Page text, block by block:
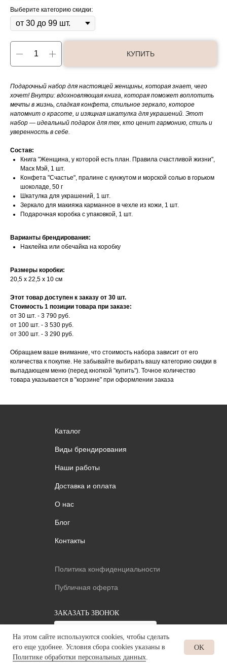
Выберите категорию скидки:
КУПИТЬ
Подарочный набор для настоящей женщины, которая знает, чего
хочет! Внутри: вдохновляющая книга, которая поможет воплотить
мечты в жизнь, сладкая конфета, стильное зеркало, которое
напомнит о красоте, и изящная шкатулка для украшений. Этот
набор — идеальный подарок для тех, кто ценит гармонию, стиль и
уверенность в себе.
Состав:
Книга "Женщина, у которой есть план. Правила счастливой жизни",
Маск Мэй, 1 шт.
Конфета "Счастье", пралине с кунжутом и морской солью в горьком
шоколаде, 50 г
Шкатулка для украшений, 1 шт.
Зеркало для макияжа карманное в чехле из кожи, 1 шт.
Подарочная коробка с упаковкой, 1 шт.
Варианты брендирования:
Наклейка или обечайка на коробку
Размеры коробки:
20,5 х 22,5 х 10 см
Этот товар доступен к заказу от 30 шт.
Стоимость 1 позиции товара при заказе:
от 30 шт. - 3 790 руб.
от 100 шт. - 3 530 руб.
от 300 шт. - 3 290 руб.
Обращаем ваше внимание, что стоимость набора зависит от его
количества к покупке. Не забывайте выбирать вашу категорию скидки в
выпадающем меню (перед кнопкой "купить"). Точное количество
товара указывается в "корзине" при оформлении заказа
О нас
Каталог
Публичная оферта
Политика конфиденциальности
Виды брендирования
Наши работы
Доставка и оплата
Блог
Контакты
ЗАКАЗАТЬ ЗВОНОК
На этом сайте используются cookies, чтобы сделать
его еще удобнее. Условия сбора cookies указаны в
Политике обработки персональных данных.
OK